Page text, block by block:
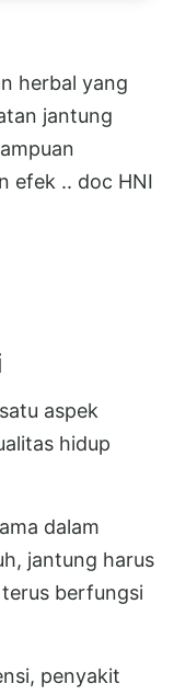
herbal yang
jantung
efek .. doc HNI
aspek
hidup
dalam
jantung harus
berfungsi
penyakit